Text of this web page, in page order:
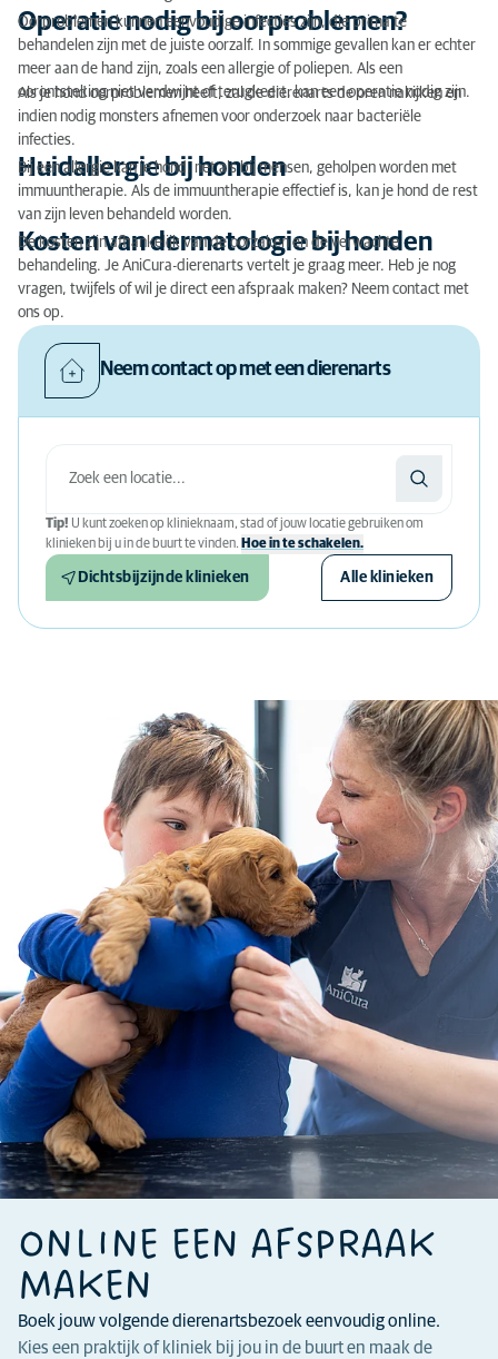
Operatie nodig bij oorproblemen?
Oorproblemen kunnen eenvoudige infecties zijn, die prima te
behandelen zijn met de juiste oorzalf. In sommige gevallen kan er echter
meer aan de hand zijn, zoals een allergie of poliepen. Als een
oorontsteking niet verdwijnt of terugkeert, kan een operatie nodig zijn.
Als je hond oorproblemen heeft, zal de dierenarts de oren nakijken en
indien nodig monsters afnemen voor onderzoek naar bacteriële
infecties.
Huidallergie bij honden
Bij een allergie kan je hond, net als bij mensen, geholpen worden met
immuuntherapie. Als de immuuntherapie effectief is, kan je hond de rest
van zijn leven behandeld worden.
Kosten van dermatologie bij honden
De kosten zijn afhankelijk van de oorzaken en de verwachte
behandeling. Je AniCura-dierenarts vertelt je graag meer. Heb je nog
vragen, twijfels of wil je direct een afspraak maken? Neem contact met
ons op.
Neem contact op met een dierenarts
Tip! U kunt zoeken op klinieknaam, stad of jouw locatie gebruiken om
klinieken bij u in de buurt te vinden. Hoe in te schakelen.
Dichtsbijzijnde klinieken Alle klinieken
ONLINE EEN AFSPRAAK
MAKEN
Boek jouw volgende dierenartsbezoek eenvoudig online.
Kies een praktijk of kliniek bij jou in de buurt en maak de